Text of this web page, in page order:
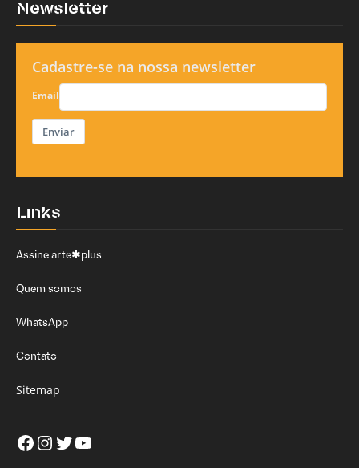
Newsletter
Cadastre-se na nossa newsletter
Email
Enviar
Links
Assine arte✱plus
Quem somos
WhatsApp
Contato
Sitemap
Facebook
Instagram
Twitter
Youtube